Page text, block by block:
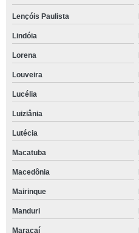
Lençóis Paulista
Lindóia
Lorena
Louveira
Lucélia
Luiziânia
Lutécia
Macatuba
Macedônia
Mairinque
Manduri
Maracaí